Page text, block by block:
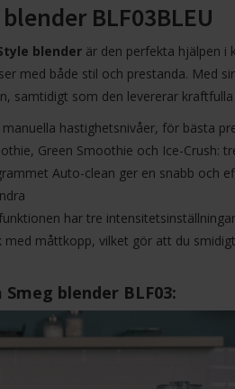
BLF03BLEU
blender är den perfekta hjälpen i
med både stil och prestanda. Med
samtidigt som den levererar
manuella hastighetsnivåer, för bästa
Green Smoothie och Ice-Crush:
Auto-clean ger en snabb och
har tre
med måttkopp, vilket gör att du
blender BLF03: